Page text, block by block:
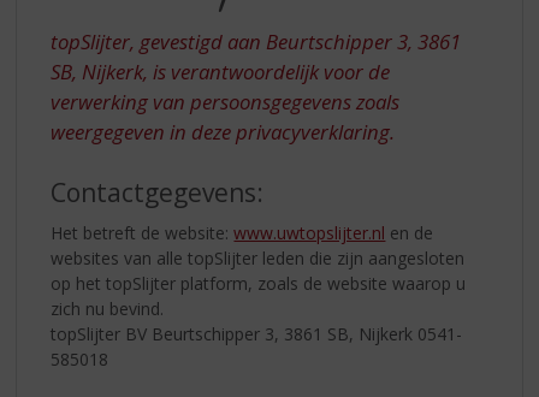
topSlijter, gevestigd aan Beurtschipper 3, 3861
SB, Nijkerk, is verantwoordelijk voor de
verwerking van persoonsgegevens zoals
weergegeven in deze privacyverklaring.
Contactgegevens:
Het betreft de website:www.uwtopslijter.nl en de
websites van alle topSlijter leden die zijn aangesloten
op het topSlijter platform, zoals de website waarop u
zich nu bevind.
topSlijter BV Beurtschipper 3, 3861 SB, Nijkerk 0541-
585018